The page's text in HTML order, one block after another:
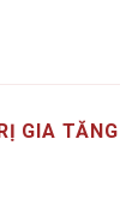
GIA TĂNG